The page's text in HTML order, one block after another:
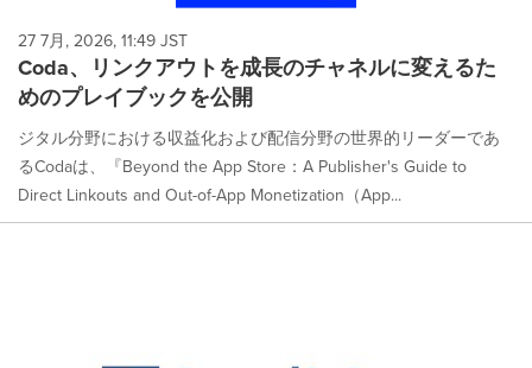
27 7月, 2026, 11:49 JST
Coda、リンクアウトを成長のチャネルに変えるた
めのプレイブックを公開
ジタル分野における収益化および配信分野の世界的リーダーであ
るCodaは、『Beyond the App Store：A Publisher's Guide to
Direct Linkouts and Out-of-App Monetization（App...